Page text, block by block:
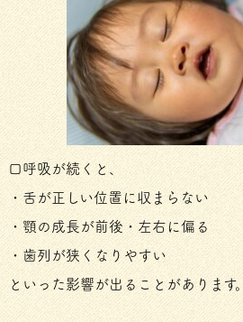
口呼吸が続くと、
・舌が正しい位置に収まらない
・顎の成長が前後・左右に偏る
・歯列が狭くなりやすい
といった影響が出ることがあります。